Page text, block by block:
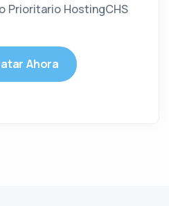
Prioritario HostingCHS
Ahora